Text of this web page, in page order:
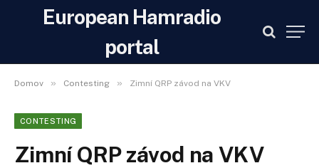
European Hamradio
portal
Domov » Contesting » Zimní QRP závod na VKV
CONTESTING
Zimní QRP závod na VKV